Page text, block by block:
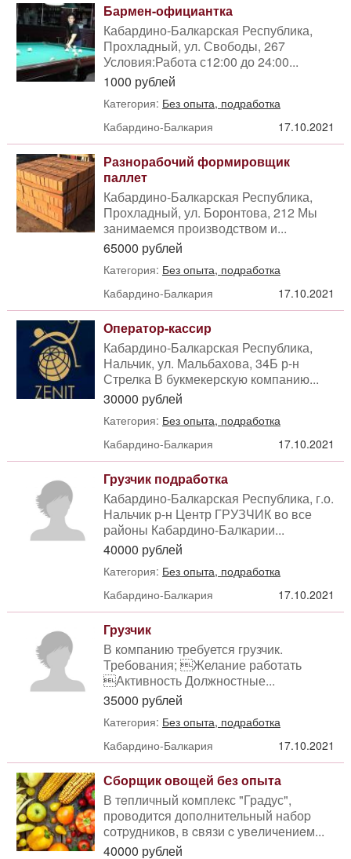
Бармен-официантка
Кабардино-Балкарская Республика,
Прохладный, ул. Свободы, 267
Условия:Работа с12:00 до 24:00...
1000 рублей
Категория: Без опыта, подработка
Кабардино-Балкария
17.10.2021
Разнорабочий формировщик
паллет
Кабардино-Балкарская Республика,
Прохладный, ул. Боронтова, 212 Мы
занимаемся производством и...
65000 рублей
Категория: Без опыта, подработка
Кабардино-Балкария
17.10.2021
Оператор-кассир
Кабардино-Балкарская Республика,
Нальчик, ул. Мальбахова, 34Б р-н
Стрелка В букмекерскую компанию...
30000 рублей
Категория: Без опыта, подработка
Кабардино-Балкария
17.10.2021
Грузчик подработка
Кабардино-Балкарская Республика, г.о.
Нальчик р-н Центр ГРУЗЧИК во все
районы Кабардино-Балкарии...
40000 рублей
Категория: Без опыта, подработка
Кабардино-Балкария
17.10.2021
Грузчик
В компанию требуется грузчик.
Требования; Желание работать
Активность Должностные...
35000 рублей
Категория: Без опыта, подработка
Кабардино-Балкария
17.10.2021
Сборщик овощей без опыта
В тeпличный кoмплекс "Градус",
проводитcя дoпoлнительный набоp
сотpудников, в cвязи c увeличениeм...
40000 рублей